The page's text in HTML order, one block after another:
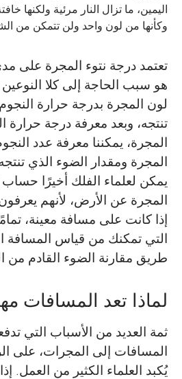
اليمين، ما تزال النار مرئية ولكنها
وكأنها من لون واحد ولن تتمكن من
تعتمد درجة نتوء المجرة على
هو سبب الحاجة إلى كلا النوعين
لون المجرة بدرجة حرارة
تنتجه، وبعد معرفة درجة حرارة
المجرة، يمكننا معرفة عدد
المجرة ومقدار الضوء الذي
يمكن لعلماء الفلك أخيرًا حساب
المجرة عن الأرض، لأنهم
إذا كانت على مسافة معينة،
التي تمكنك من قياس المسافة
طريق مقارنة الضوء القادم من
لماذا تعد المسافات
ثمة العديد من الأسباب التي
المسافات إلى المجرات، على
يُكبد العلماء الكثير من العمل.